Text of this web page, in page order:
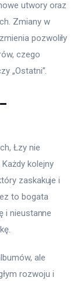
utwory oraz
Zmiany w
pozwoliły
czego
„Ostatni”.
Łzy nie
kolejny
zaskakuje i
to bogata
i nieustanne
ale
rozwoju i